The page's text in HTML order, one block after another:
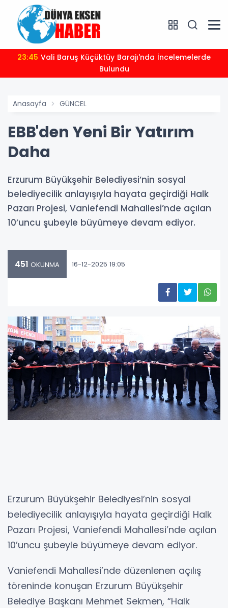
23:45
Bulundu
Anasayfa GÜNCEL
EBB'den Yeni Bir Yatırım
Daha
Erzurum Büyükşehir Belediyesi’nin sosyal
belediyecilik anlayışıyla hayata geçirdiği Halk
Pazarı Projesi, Vaniefendi Mahallesi’nde açılan
10’uncu şubeyle büyümeye devam ediyor.
451 OKUNMA 16-12-2025 19:05
Erzurum Büyükşehir Belediyesi’nin sosyal
belediyecilik anlayışıyla hayata geçirdiği Halk
Pazarı Projesi, Vaniefendi Mahallesi’nde açılan
10’uncu şubeyle büyümeye devam ediyor.
Vaniefendi Mahallesi’nde düzenlenen açılış
töreninde konuşan Erzurum Büyükşehir
Belediye Başkanı Mehmet Sekmen, “Halk